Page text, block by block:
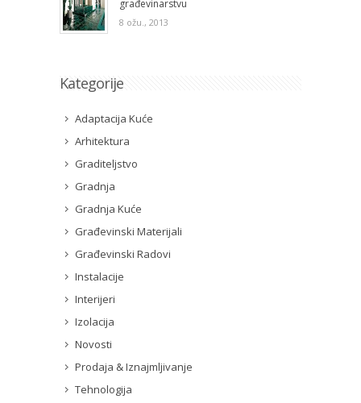
građevinarstvu
8 ožu., 2013
Kategorije
Adaptacija Kuće
Arhitektura
Graditeljstvo
Gradnja
Gradnja Kuće
Građevinski Materijali
Građevinski Radovi
Instalacije
Interijeri
Izolacija
Novosti
Prodaja & Iznajmljivanje
Tehnologija